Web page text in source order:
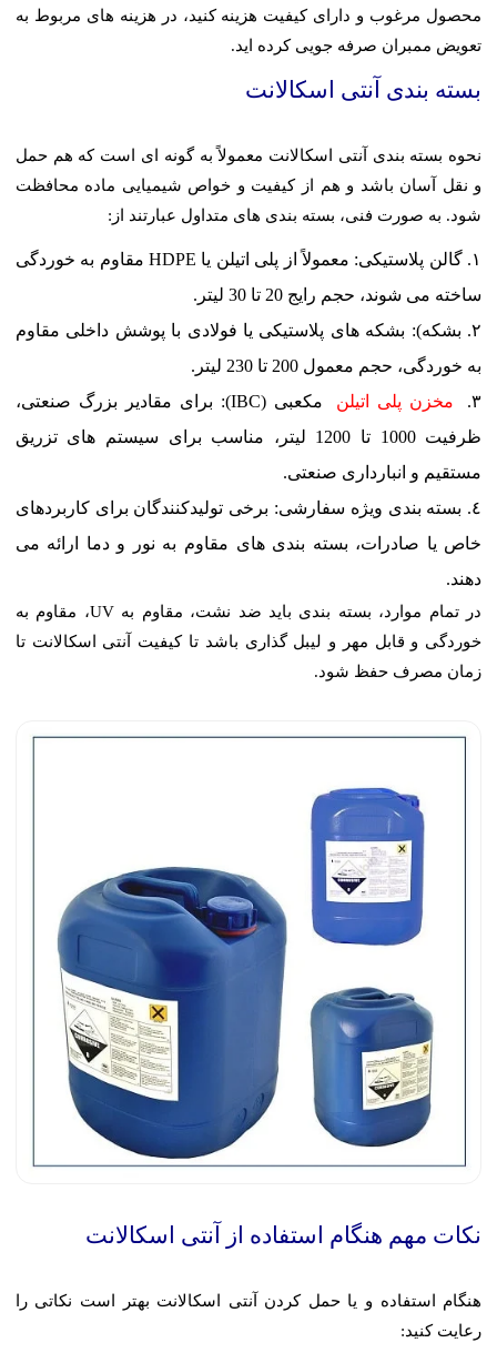
محصول مرغوب و دارای کیفیت هزینه کنید، در هزینه های مربوط به
تعویض ممبران صرفه جویی کرده اید.
بسته بندی آنتی اسکالانت
نحوه بسته بندی آنتی اسکالانت معمولاً به گونه ای است که هم حمل
و نقل آسان باشد و هم از کیفیت و خواص شیمیایی ماده محافظت
شود. به صورت فنی، بسته بندی های متداول عبارتند از:
گالن پلاستیکی: معمولاً از پلی اتیلن یا HDPE مقاوم به خوردگی
ساخته می شوند، حجم رایج 20 تا 30 لیتر.
بشکه): بشکه های پلاستیکی یا فولادی با پوشش داخلی مقاوم
به خوردگی، حجم معمول 200 تا 230 لیتر.
مخزن پلی اتیلن
مکعبی (IBC): برای مقادیر بزرگ صنعتی،
ظرفیت 1000 تا 1200 لیتر، مناسب برای سیستم های تزریق
مستقیم و انبارداری صنعتی.
بسته بندی ویژه سفارشی: برخی تولیدکنندگان برای کاربردهای
خاص یا صادرات، بسته بندی های مقاوم به نور و دما ارائه می
دهند.
در تمام موارد، بسته بندی باید ضد نشت، مقاوم به UV، مقاوم به
خوردگی و قابل مهر و لیبل گذاری باشد تا کیفیت آنتی اسکالانت تا
زمان مصرف حفظ شود.
نکات مهم هنگام استفاده از آنتی اسکالانت
هنگام استفاده و یا حمل کردن آنتی اسکالانت بهتر است نکاتی را
رعایت کنید: